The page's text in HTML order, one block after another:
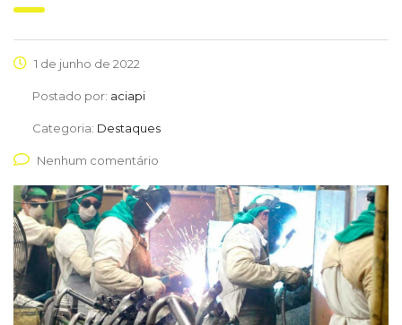
1 de junho de 2022
Postado por: aciapi
Categoria: Destaques
Nenhum comentário